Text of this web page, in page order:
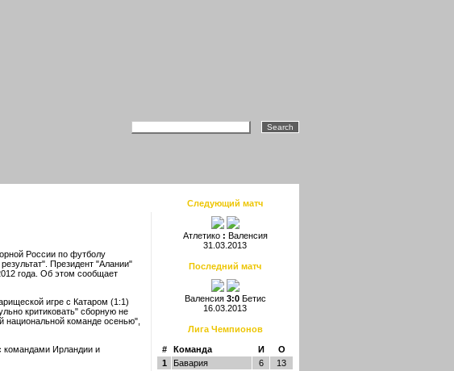
России по футболу
Президент "Алании"
года. Об этом сообщает
игре с Катаром (1:1)
критиковать" сборную не
национальной команде осенью",
командами Ирландии и
Следующий матч
Атлетико: Валенсия
31.03.2013
Последний матч
Валенсия3:0 Бетис
16.03.2013
Лига Чемпионов
# Команда И
О
1
Бавария 6
13